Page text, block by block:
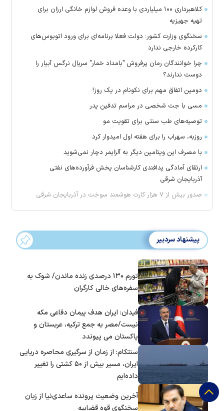
کلاهبرداری ۱۰۰ میلیاردی با وعده فروش لوازم خانگی ارزان برای
تهیه جهیزیه
سخنگوی وزارت کشور: دولت فعلا برنامه‌ای برای ورود اتوبوس‌های
کارکرده خارجی ندارد
چرا خوانندگان رمان پرفروش "بامداد خمار" سریال نرگس آبیار را
دوست ندارند؟
دومین اتفاق مهم برای نکونام در یک روز!
مسی با جت شخصی در مراسم تدفین پدر
توصیه‌های طب سنتی برای تقویت مو
روزبه، سهراب را برای هفته اول امیدوار کرد
با مصرف این ویتامین دیگر به آلزایمر دچار نمی‌شوید
ارتقای آمادگی پدافندی کارشناسان پخش فرآورده‌های نفتی
آذربایجان شرقی
صدور بیش از ۷ هزار کارت هوشمند سوخت در آذربایجان شرقی
پیشنهاد سردبیر
تورم ۱۳۰ درصدی زنده ماندن/ شوک به
سفره‌های خالی کارگران
فیدان: ایران هدف پیمان دفاعی مکه
نیست/مصر به جمع ترکیه، عربستان و
پاکستان می پیوندد
سنتکام: از زمان از سرگیری محاصره دریایی
ایران، مسیر بیش از ۵۰ کشتی را تغییر
داده‌ایم
آخرین وضعیت پرونده ساعدی‌نیا از زبان
سخنگوی قوه قضاییه